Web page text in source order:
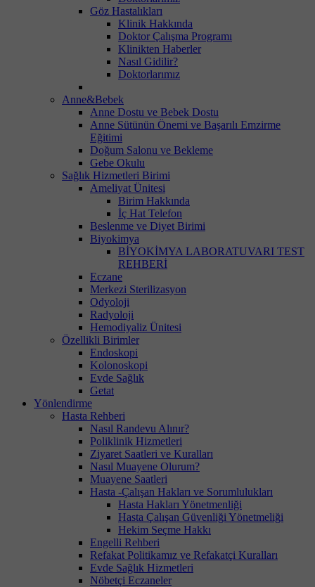
Göz Hastalıkları
Klinik Hakkında
Doktor Çalışma Programı
Klinikten Haberler
Nasıl Gidilir?
Doktorlarımız
Anne&Bebek
Anne Dostu ve Bebek Dostu
Anne Sütünün Önemi ve Başarılı Emzirme
Eğitimi
Doğum Salonu ve Bekleme
Gebe Okulu
Sağlık Hizmetleri Birimi
Ameliyat Ünitesi
Birim Hakkında
İç Hat Telefon
Beslenme ve Diyet Birimi
Biyokimya
BİYOKİMYA LABORATUVARI TEST
REHBERİ
Eczane
Merkezi Sterilizasyon
Odyoloji
Radyoloji
Hemodiyaliz Ünitesi
Özellikli Birimler
Endoskopi
Kolonoskopi
Evde Sağlık
Getat
Yönlendirme
Hasta Rehberi
Nasıl Randevu Alınır?
Poliklinik Hizmetleri
Ziyaret Saatleri ve Kuralları
Nasıl Muayene Olurum?
Muayene Saatleri
Hasta -Çalışan Hakları ve Sorumlulukları
Hasta Hakları Yönetmenliği
Hasta Çalışan Güvenliği Yönetmeliği
Hekim Seçme Hakkı
Engelli Rehberi
Refakat Politikamız ve Refakatçi Kuralları
Evde Sağlık Hizmetleri
Nöbetçi Eczaneler